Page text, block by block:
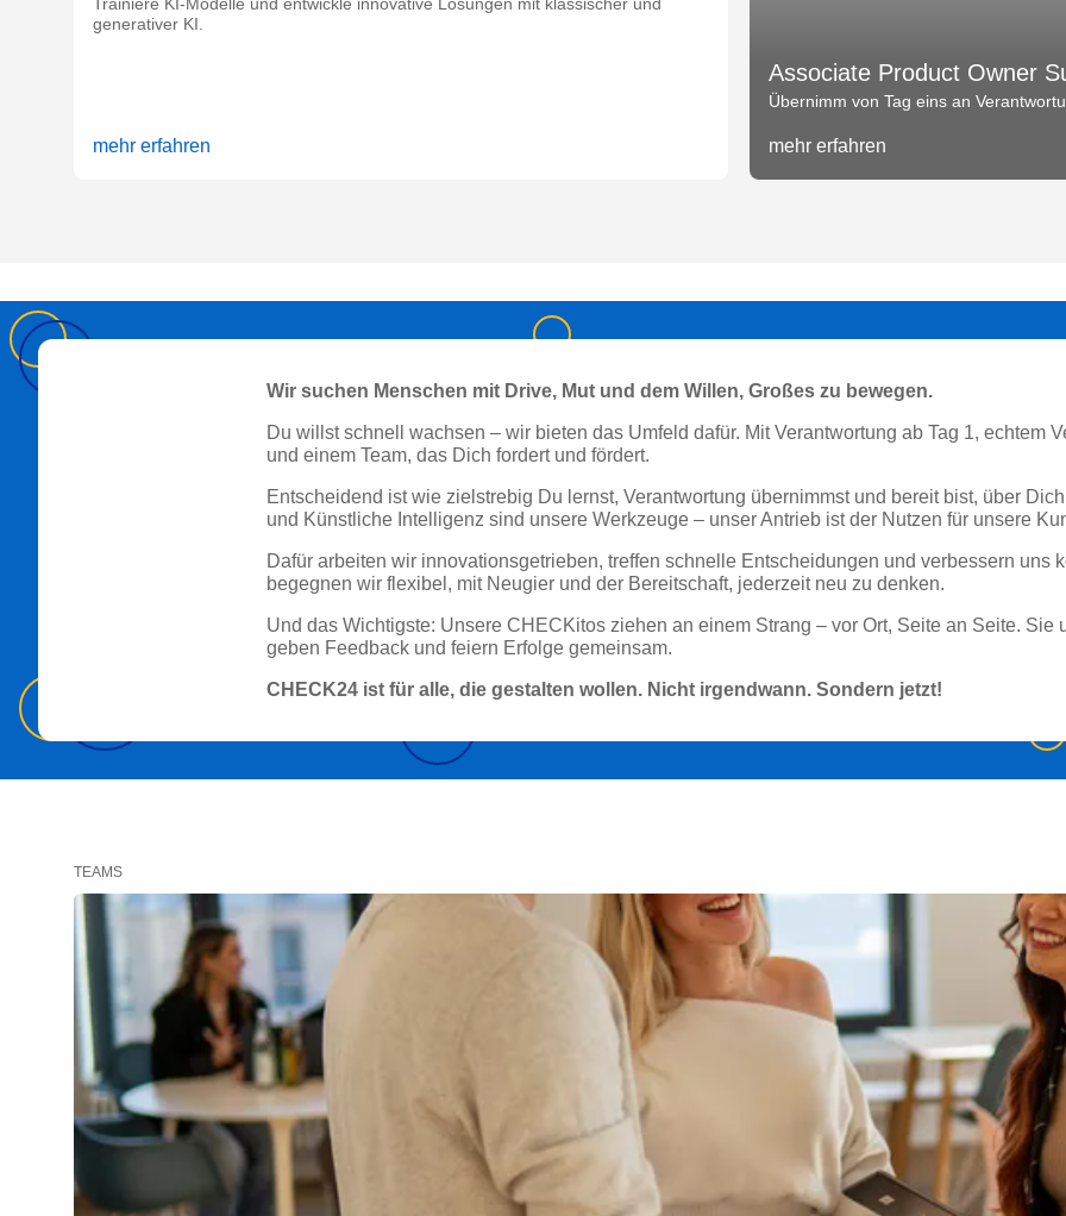
generativer KI.
mehr erfahren
Associate Product Owner
Übernimm von Tag eins an
mehr erfahren
Wir suchen Menschen mit Drive, Mut und dem Willen, Großes zu bewegen.
Du willst schnell wachsen – wir bieten das Umfeld dafür. Mit Verantwortung ab Tag 1, echtem
und einem Team, das Dich fordert und fördert.
Entscheidend ist wie zielstrebig Du lernst, Verantwortung übernimmst und bereit bist, über
und Künstliche Intelligenz sind unsere Werkzeuge – unser Antrieb ist der Nutzen für unsere
Dafür arbeiten wir innovationsgetrieben, treffen schnelle Entscheidungen und verbessern uns
begegnen wir flexibel, mit Neugier und der Bereitschaft, jederzeit neu zu denken.
Und das Wichtigste: Unsere CHECKitos ziehen an einem Strang – vor Ort, Seite an Seite. Sie
geben Feedback und feiern Erfolge gemeinsam.
CHECK24 ist für alle, die gestalten wollen. Nicht irgendwann. Sondern jetzt!
TEAMS